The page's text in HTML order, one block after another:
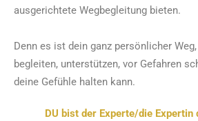
ausgerichtete Wegbegleitung bieten.
Denn es ist dein ganz persönlicher
begleiten, unterstützen, vor Gefahren
deine Gefühle halten kann.
DU bist der Experte/die Expertin